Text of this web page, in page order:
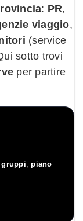
: PR,
viaggio,
(service
sotto trovi
per partire
,piano